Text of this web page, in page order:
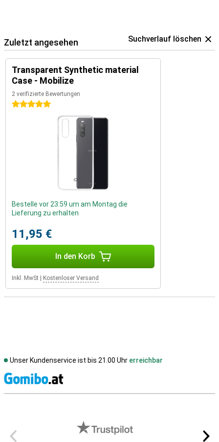
Zuletzt angesehen Suchverlauf löschen
Transparent Synthetic material
Case - Mobilize
2 verifizierte Bewertungen
5 Sterne
Bestelle vor 23:59 um am Montag die
Lieferung zu erhalten
11,95 €
In den Korb
Inkl. MwSt Kostenloser Versand
Unser Kundenservice ist bis 21.00 Uhr erreichbar